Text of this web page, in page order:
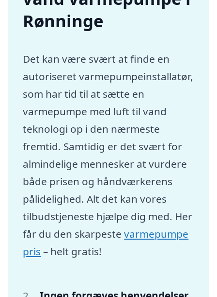
Rønninge
Det kan være svært at finde en
autoriseret varmepumpeinstallatør,
som har tid til at sætte en
varmepumpe med luft til vand
teknologi op i den nærmeste
fremtid. Samtidig er det svært for
almindelige mennesker at vurdere
både prisen og håndværkerens
pålidelighed. Alt det kan vores
tilbudstjeneste hjælpe dig med. Her
får du den skarpestevarmepumpe
pris – helt gratis!